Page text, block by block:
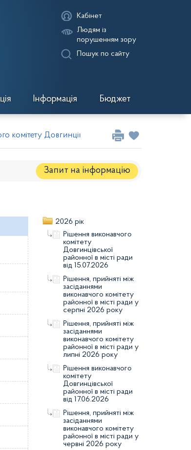
Кабінет
Людям із
порушенням зору
Пошук по сайту
Інформація Бюджет
комітету Довгинцівської районної в місті ради
Запит на iнформацію
2026 рік
Рішення виконавчого
комітету
Довгинцівської
районної в місті ради
від 15.07.2026
Рішення, прийняті між
засіданнями
виконавчого комітету
районної в місті ради у
серпні 2026 року
Рішення, прийняті між
засіданнями
виконавчого комітету
районної в місті ради у
липні 2026 року
Рішення виконавчого
комітету
Довгинцівської
районної в місті ради
від 17.06.2026
Рішення, прийняті між
засіданнями
виконавчого комітету
районної в місті ради у
червні 2026 року